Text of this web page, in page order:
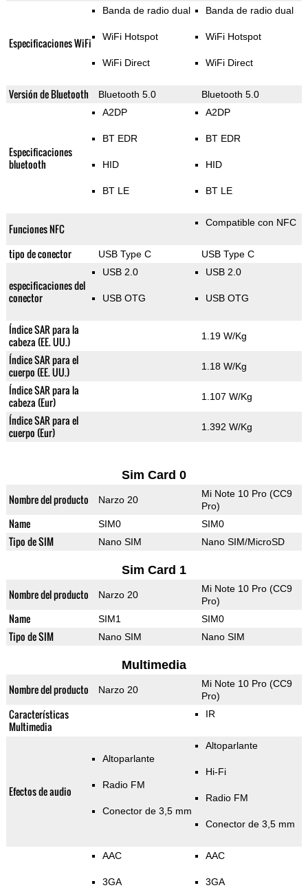
Especificaciones WiFi
Banda de radio dual
WiFi Hotspot
WiFi Direct
Banda de radio dual
WiFi Hotspot
WiFi Direct
Versión de Bluetooth Bluetooth 5.0 Bluetooth 5.0
Especificaciones
bluetooth
A2DP
BT EDR
HID
BT LE
A2DP
BT EDR
HID
BT LE
Funciones NFC Compatible con NFC
tipo de conector USB Type C USB Type C
especificaciones del
conector
USB 2.0
USB OTG
USB 2.0
USB OTG
Índice SAR para la
cabeza (EE. UU.)
1.19 W/Kg
Índice SAR para el
cuerpo (EE. UU.)
1.18 W/Kg
Índice SAR para la
cabeza (Eur)
1.107 W/Kg
Índice SAR para el
cuerpo (Eur)
1.392 W/Kg
Sim Card 0
Nombre del producto Narzo 20
Mi Note 10 Pro (CC9
Pro)
Name SIM0 SIM0
Tipo de SIM Nano SIM Nano SIM/MicroSD
Sim Card 1
Nombre del producto Narzo 20
Mi Note 10 Pro (CC9
Pro)
Name SIM1 SIM0
Tipo de SIM Nano SIM Nano SIM
Multimedia
Nombre del producto Narzo 20
Mi Note 10 Pro (CC9
Pro)
Características
Multimedia
IR
Efectos de audio
Altoparlante
Radio FM
Conector de 3,5 mm
Altoparlante
Hi-Fi
Radio FM
Conector de 3,5 mm
AAC
3GA
AAC
3GA